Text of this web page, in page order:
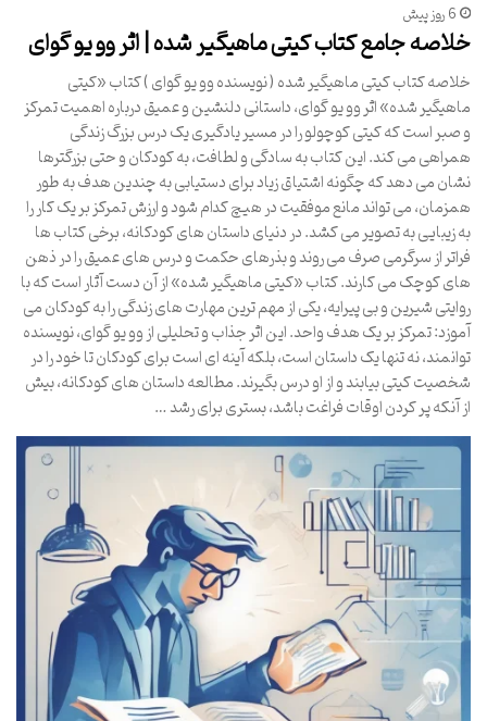
6 روز پیش
خلاصه جامع کتاب کیتی ماهیگیر شده | اثر وو یو گوای
خلاصه کتاب کیتی ماهیگیر شده ( نویسنده وو یو گوای ) کتاب «کیتی
ماهیگیر شده» اثر وو یو گوای، داستانی دلنشین و عمیق درباره اهمیت تمرکز
و صبر است که کیتی کوچولو را در مسیر یادگیری یک درس بزرگ زندگی
همراهی می کند. این کتاب به سادگی و لطافت، به کودکان و حتی بزرگترها
نشان می دهد که چگونه اشتیاق زیاد برای دستیابی به چندین هدف به طور
همزمان، می تواند مانع موفقیت در هیچ کدام شود و ارزش تمرکز بر یک کار را
به زیبایی به تصویر می کشد. در دنیای داستان های کودکانه، برخی کتاب ها
فراتر از سرگرمی صرف می روند و بذرهای حکمت و درس های عمیق را در ذهن
های کوچک می کارند. کتاب «کیتی ماهیگیر شده» از آن دست آثار است که با
روایتی شیرین و بی پیرایه، یکی از مهم ترین مهارت های زندگی را به کودکان می
آموزد: تمرکز بر یک هدف واحد. این اثر جذاب و تحلیلی از وو یو گوای، نویسنده
توانمند، نه تنها یک داستان است، بلکه آینه ای است برای کودکان تا خود را در
شخصیت کیتی بیابند و از او درس بگیرند. مطالعه داستان های کودکانه، بیش
از آنکه پر کردن اوقات فراغت باشد، بستری برای رشد …